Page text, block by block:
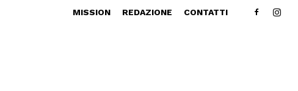
MISSION REDAZIONE CONTATTI